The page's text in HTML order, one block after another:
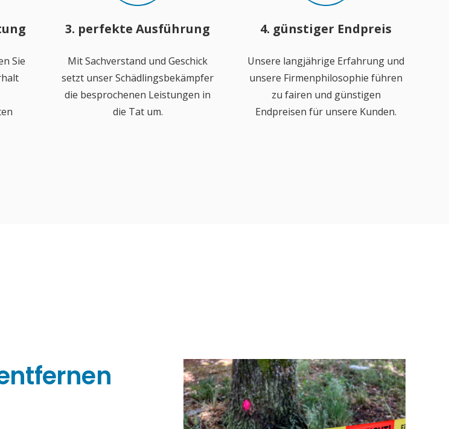
Sie
3. perfekte Ausführung
Mit Sachverstand und Geschick
setzt unser Schädlingsbekämpfer
die besprochenen Leistungen in
die Tat um.
4. günstiger Endpreis
Unsere langjährige Erfahrung und
unsere Firmenphilosophie führen
zu fairen und günstigen
Endpreisen für unsere Kunden.